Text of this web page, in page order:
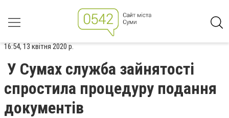
16:54, 13 квітня 2020 р.
У Сумах служба зайнятості
спростила процедуру подання
документів